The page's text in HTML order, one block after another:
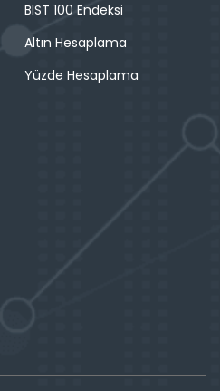
BIST 100 Endeksi
Altın Hesaplama
Yüzde Hesaplama